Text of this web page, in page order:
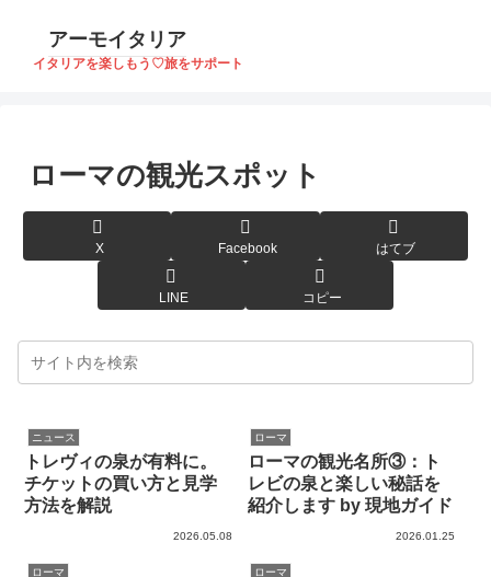
アーモイタリア
イタリアを楽しもう♡旅をサポート
ローマの観光スポット
X Facebook はてブ
LINE コピー
ニュース
トレヴィの泉が有料に。
チケットの買い方と見学
方法を解説
2026.05.08
ローマ
ローマの観光名所③：ト
レビの泉と楽しい秘話を
紹介します by 現地ガイド
2026.01.25
ローマ ローマ